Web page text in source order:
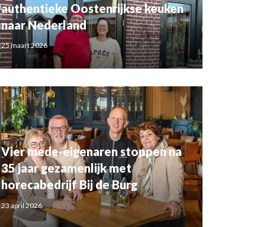
authentieke Oostenrijkse keuken
naar Nederland
25 maart 2026
Vier mede-eigenaren stoppen na
35 jaar gezamenlijk met
horecabedrijf Bij de Burg
23 april 2026